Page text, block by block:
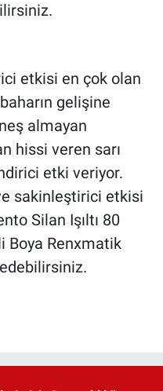
etkisi en çok olan
gelişine
almayan
hissi veren sarı
etki veriyor.
sakinleştirici etkisi
Silan Işıltı 80
Boya Renxmatik